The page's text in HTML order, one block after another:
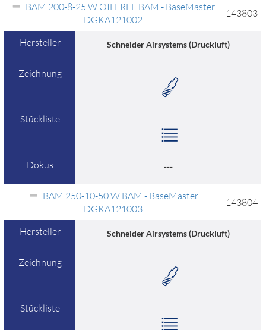
BAM 200-8-25 W OILFREE BAM - BaseMaster
DGKA121002
143803
Hersteller Schneider Airsystems (Druckluft)
Zeichnung
Stückliste
Dokus ---
BAM 250-10-50 W BAM - BaseMaster
DGKA121003
143804
Hersteller Schneider Airsystems (Druckluft)
Zeichnung
Stückliste